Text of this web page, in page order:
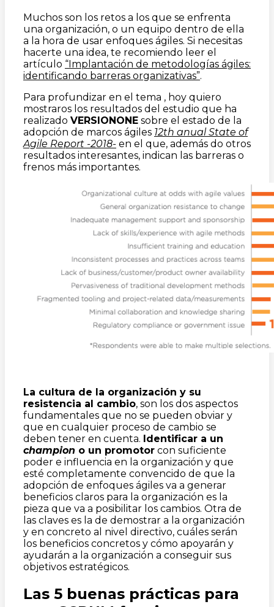
Muchos son los retos a los que se enfrenta
una organización, o un equipo dentro de ella
a la hora de usar enfoques ágiles. Si necesitas
hacerte una idea, te recomiendo leer el
artículo “Implantación de metodologías ágiles:
identificando barreras organizativas”.
Para profundizar en el tema , hoy quiero
mostraros los resultados del estudio que ha
realizado VERSIONONE sobre el estado de la
adopción de marcos ágiles 12th anual State of
Agile Report -2018- en el que, además do otros
resultados interesantes, indican las barreras o
frenos más importantes.
La cultura de la organización y su
resistencia al cambio, son los dos aspectos
fundamentales que no se pueden obviar y
que en cualquier proceso de cambio se
deben tener en cuenta. Identificar a un
champion o un promotor con suficiente
poder e influencia en la organización y que
esté completamente convencido de que la
adopción de enfoques ágiles va a generar
beneficios claros para la organización es la
pieza que va a posibilitar los cambios. Otra de
las claves es la de demostrar a la organización
y en concreto al nivel directivo, cuáles serán
los beneficios concretos y cómo apoyarán y
ayudarán a la organización a conseguir sus
objetivos estratégicos.
Las 5 buenas prácticas para